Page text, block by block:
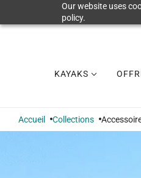
Our website uses
policy.
KAYAKS
Accueil Collections